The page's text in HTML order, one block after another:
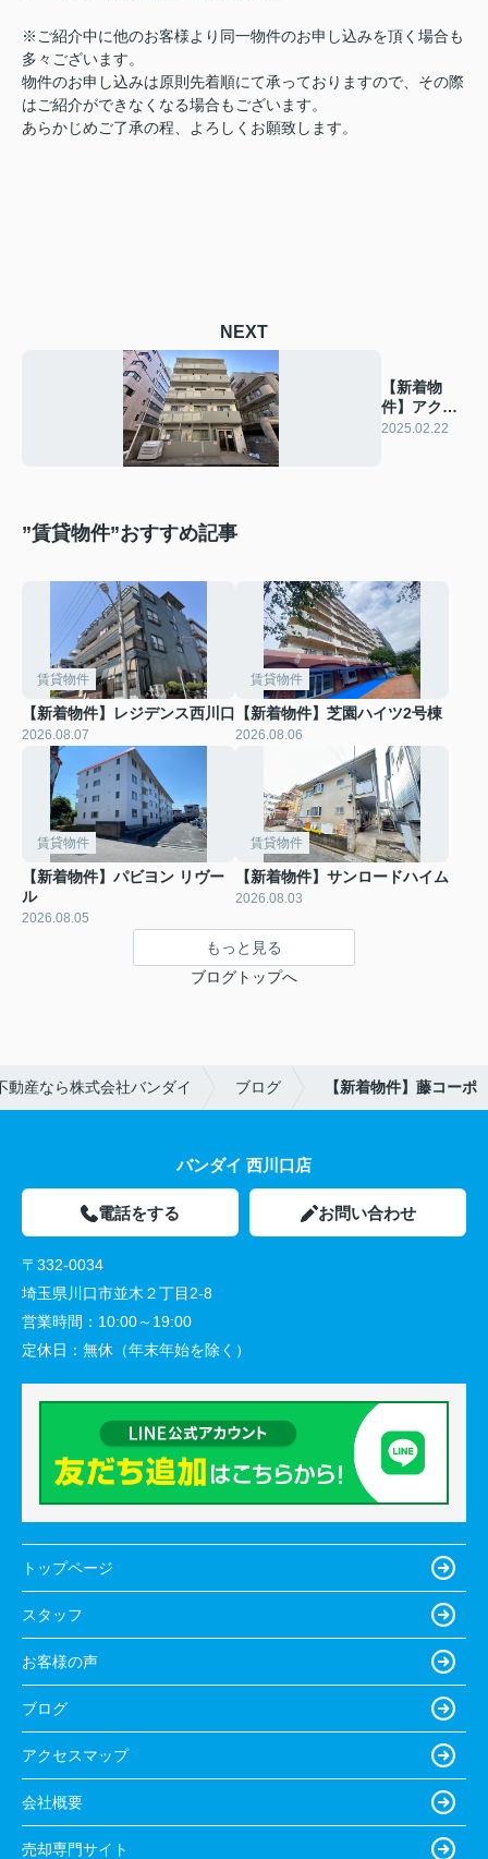
※ご紹介中に他のお客様より同一物件のお申し込みを頂く場合も
多々ございます。
物件のお申し込みは原則先着順にて承っておりますので、その際
はご紹介ができなくなる場合もございます。
あらかじめご了承の程、よろしくお願致します。
NEXT
【新着物
件】アクシ
ーズグラン
2025.02.22
”賃貸物件”おすすめ記事
賃貸物件
【新着物件】レジデンス西川口
2026.08.07
賃貸物件
【新着物件】芝園ハイツ2号棟
2026.08.06
賃貸物件
【新着物件】パビヨン リヴー
ル
2026.08.05
賃貸物件
【新着物件】サンロードハイム
2026.08.03
もっと見る
ブログトップへ
動産なら株式会社バンダイ ブログ 【新着物件】藤コーポ
バンダイ 西川口店
電話をする お問い合わせ
〒332-0034
埼玉県川口市並木２丁目2-8
営業時間： 10:00～19:00
定休日： 無休（年末年始を除く）
トップページ
スタッフ
お客様の声
ブログ
アクセスマップ
会社概要
売却専門サイト